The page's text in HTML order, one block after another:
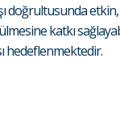
doğrultusunda
katkı
hedeflenmektedir.